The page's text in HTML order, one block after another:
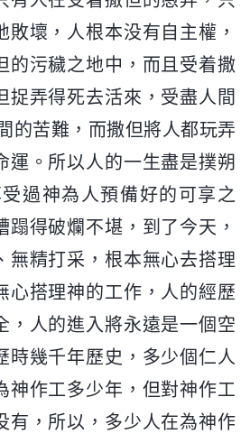
敗壞，人根本没有自主權，
的污穢之地中，而且受着撒
捉弄得死去活來，受盡人間
的苦難，而撒但將人都玩弄
運。所以人的一生盡是撲朔
受過神為人預備好的可享之
蹋得破爛不堪，到了今天，
無精打采，根本無心去搭理
心搭理神的工作，人的經歷
，人的進入將永遠是一個空
時幾千年歷史，多少個仁人
神作工多少年，但對神作工
有，所以，多少人在為神作